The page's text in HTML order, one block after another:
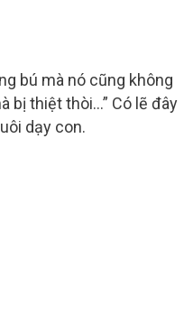
bú mà nó cũng không
bị thiệt thòi…” Có lẽ đây
dạy con.